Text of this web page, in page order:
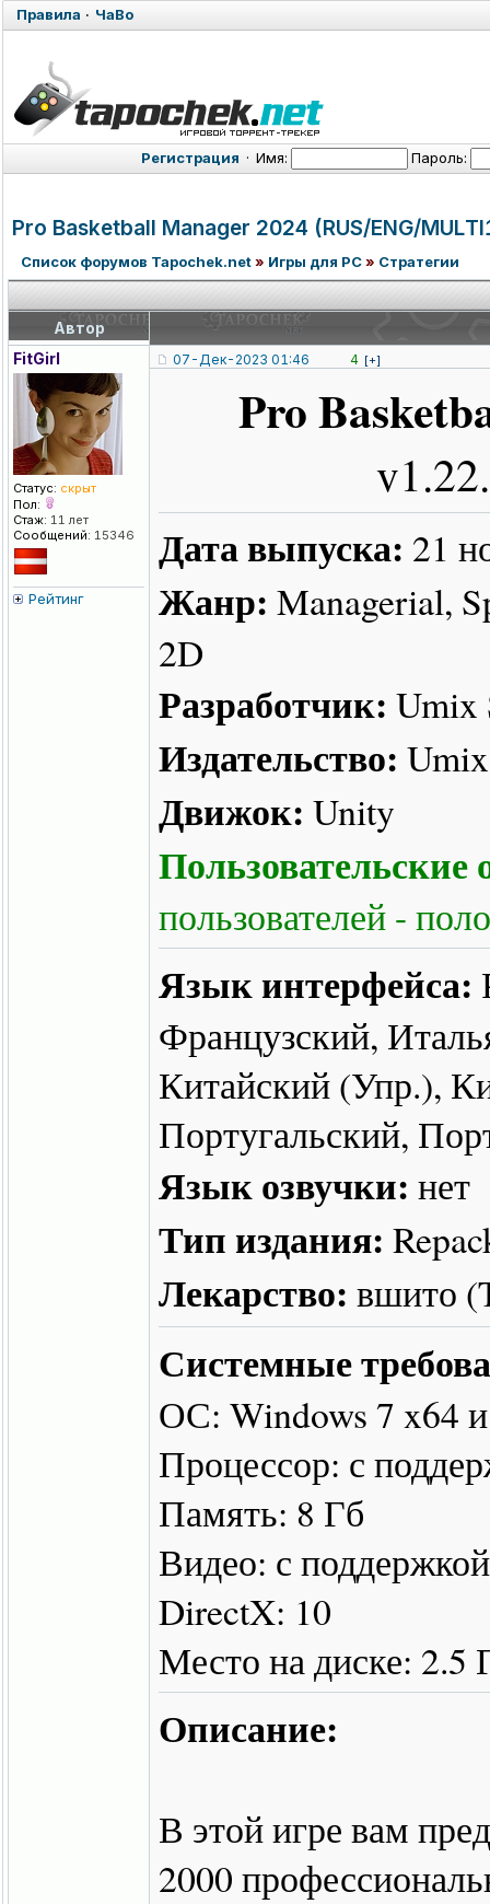
Правила · ЧаВо
Регистрация · Имя: Пароль:
Pro Basketball Manager 2024 (RUS/ENG/MUL
Список форумов Tapochek.net» Игры для PC» Стратегии
Автор
FitGirl
Статус: скрыт
Пол:
Стаж: 11 лет
Сообщений: 15346
Рейтинг
07-Дек-2023 01:46 4 [+]
Pro
Дата выпуска: 21
Жанр: Managerial,
2D
Разработчик: Umix
Издательство:
Движок: Unity
Пользовательские
пользователей -
Язык интерфейса:
Французский,
Китайский (Упр.),
Португальский,
Язык озвучки: нет
Тип издания:
Лекарство: вшито
Системные
ОС: Windows 7 x64
Процессор: с
Память: 8 Гб
Видео: с
DirectX: 10
Место на диске: 2.5
Описание:
В этой игре вам
2000